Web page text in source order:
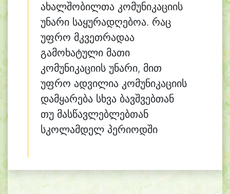
ახალშობილთა კომუნიკაციის
უნარი საყურადღებოა. რაც
უფრო მკვეთრადაა
გამოხატული მათი
კომუნიკაციის უნარი, მით
უფრო ადვილია კომუნიკაციის
დამყარება სხვა ბავშვებთან
თუ მასწავლებლებთან
სკოლამდელ პერიოდში